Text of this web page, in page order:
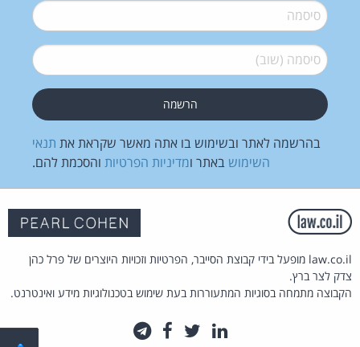
סיסמה*
סיסמה (שוב)*
בהרשמה לאתר ובשימוש בו אתה מאשר שקראת את תנאי
השימוש באתר ומדיניות הפרטיות והסכמת להם.
law.co.il מופעל בידי קבוצת הסייבר, הפרטיות וזכויות היוצרים של פרל כהן
צדק לצר ברץ.
הקבוצה מתמחה בסוגיות המתעוררות בעת שימוש בטכנולוגיות מידע ואינטרנט.
לינקדאין
טוויטרפייסבוק